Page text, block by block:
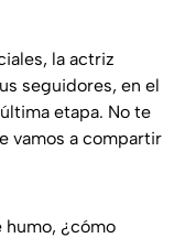
la actriz
seguidores, en el
etapa. No te
vamos a compartir
¿cómo